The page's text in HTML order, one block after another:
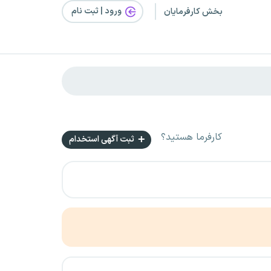
بخش کارفرمایان ورود | ثبت‌ نام
کارفرما هستید؟ ثبت آگهی استخدام